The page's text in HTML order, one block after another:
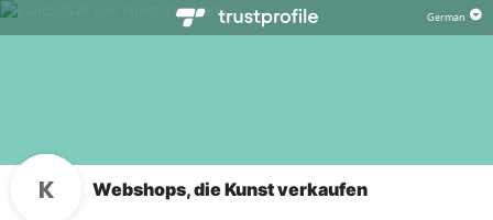
Webshops, die Kunst verkaufen